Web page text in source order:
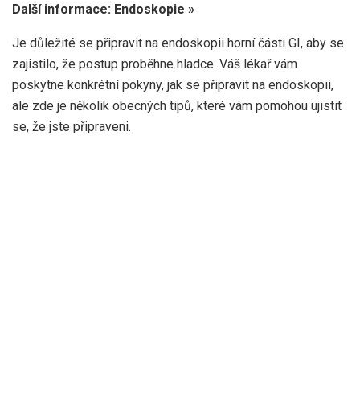
Další informace: Endoskopie »
Je důležité se připravit na endoskopii horní části GI, aby se
zajistilo, že postup proběhne hladce. Váš lékař vám
poskytne konkrétní pokyny, jak se připravit na endoskopii,
ale zde je několik obecných tipů, které vám pomohou ujistit
se, že jste připraveni.